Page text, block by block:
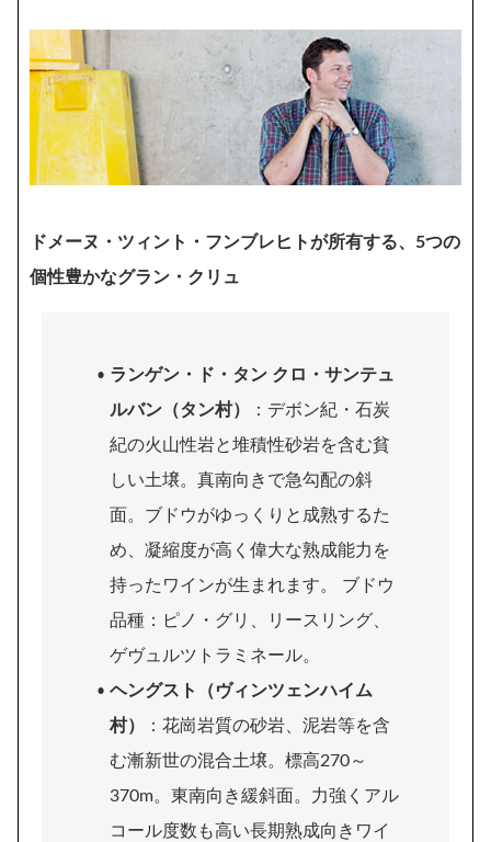
ドメーヌ・ツィント・フンブレヒトが所有する、5つの
個性豊かなグラン・クリュ
ランゲン・ド・タン クロ・サンテュ
ルバン（タン村）
：デボン紀・石炭
紀の火山性岩と堆積性砂岩を含む貧
しい土壌。真南向きで急勾配の斜
面。ブドウがゆっくりと成熟するた
め、凝縮度が高く偉大な熟成能力を
持ったワインが生まれます。 ブドウ
品種：ピノ・グリ、リースリング、
ゲヴュルツトラミネール。
ヘングスト（ヴィンツェンハイム
村）
：花崗岩質の砂岩、泥岩等を含
む漸新世の混合土壌。標高270～
370m。東南向き緩斜面。力強くアル
コール度数も高い長期熟成向きワイ